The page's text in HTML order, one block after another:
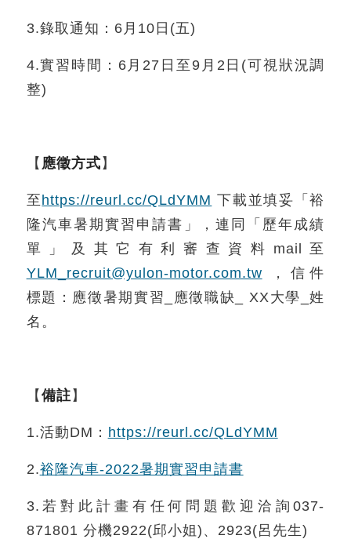
3.錄取通知：6月10日(五)
4.實習時間：6月27日至9月2日(可視狀況調
整)
【 應徵方式】
至https://reurl.cc/QLdYMM 下載並填妥「裕
隆汽車暑期實習申請書」，連同「歷年成績
單」及其它有利審查資料mail至
YLM_recruit@yulon-motor.com.tw ，信件
標題：應徵暑期實習_應徵職缺_ XX大學_姓
名。
【備註】
1.活動DM： https://reurl.cc/QLdYMM
2.裕隆汽車-2022暑期實習申請書
3.若對此計畫有任何問題歡迎洽詢037-
871801 分機2922(邱小姐)、2923(呂先生)